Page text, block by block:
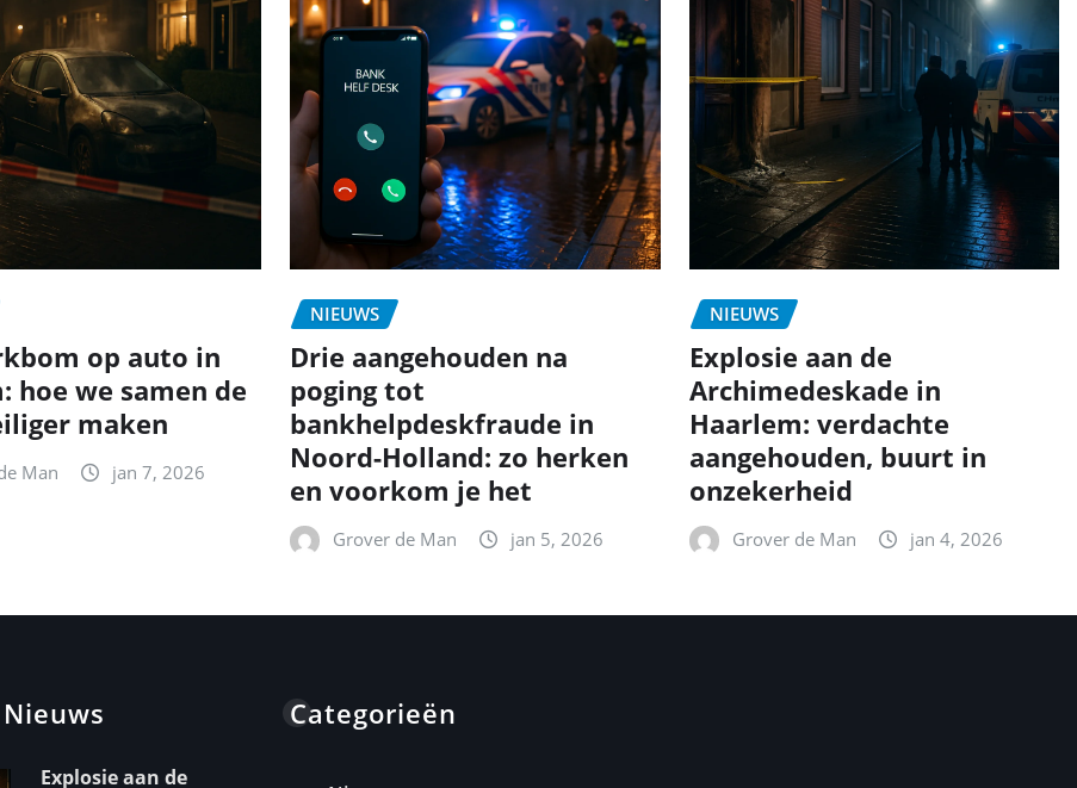
op auto in
hoe we samen de
maken
Man jan 7, 2026
NIEUWS
Drie aangehouden na
poging tot
bankhelpdeskfraude in
Noord-Holland: zo herken
en voorkom je het
Grover de Man jan 5, 2026
NIEUWS
Explosie aan de
Archimedeskade in
Haarlem: verdachte
aangehouden, buurt in
onzekerheid
Grover de Man jan 4, 2026
Explosie aan de
Categorieën